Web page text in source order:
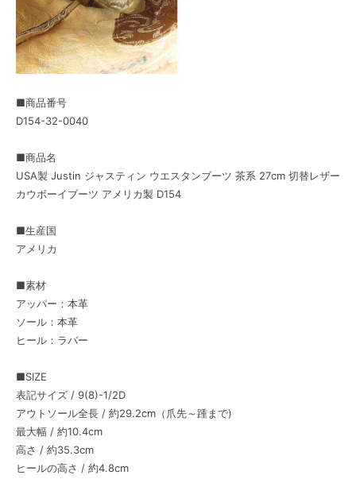
■商品番号
D154-32-0040
■商品名
USA製 Justin ジャスティン ウエスタンブーツ 茶系 27cm 切替レザー
カウボーイブーツ アメリカ製 D154
■生産国
アメリカ
■素材
アッパー：本革
ソール：本革
ヒール：ラバー
■SIZE
表記サイズ / 9(8)-1/2D
アウトソール全長 / 約29.2cm（爪先～踵まで)
最大幅 / 約10.4cm
高さ / 約35.3cm
ヒールの高さ / 約4.8cm